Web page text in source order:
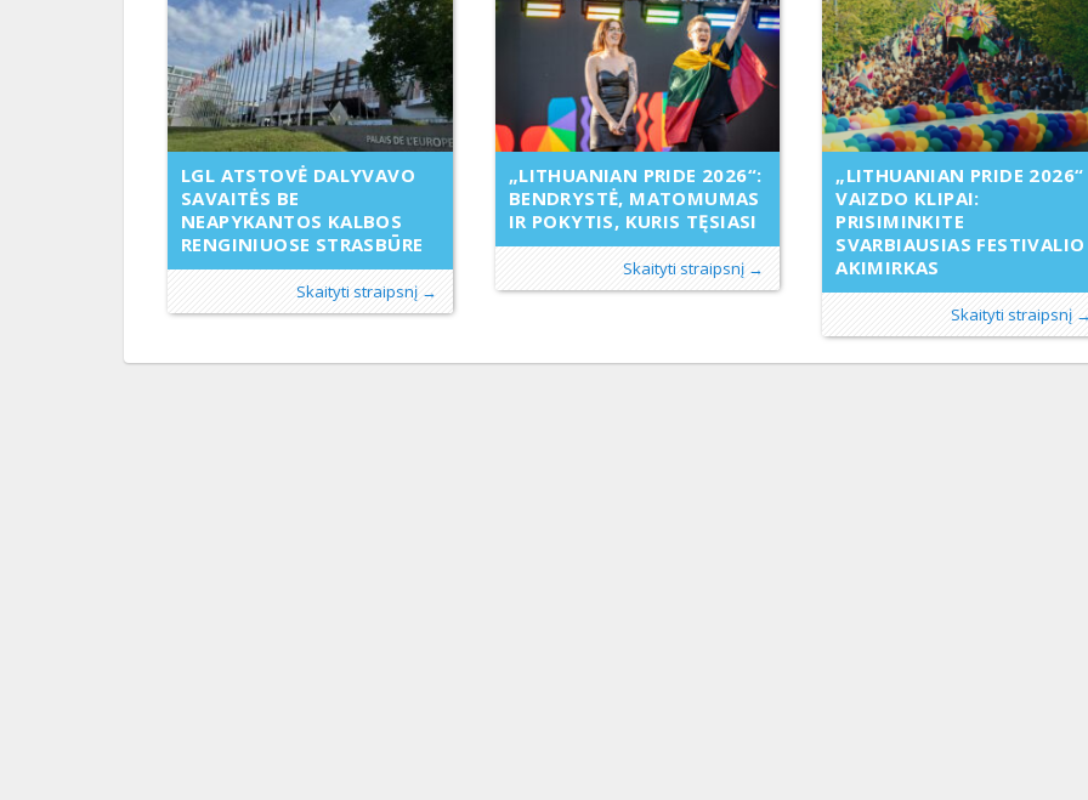
LGL ATSTOVĖ DALYVAVO
SAVAITĖS BE
NEAPYKANTOS KALBOS
RENGINIUOSE STRASBŪRE
Skaityti straipsnį →
„LITHUANIAN PRIDE 2026“:
BENDRYSTĖ, MATOMUMAS
IR POKYTIS, KURIS TĘSIASI
Skaityti straipsnį →
„LITHUANIAN PRIDE 2026“
VAIZDO KLIPAI:
PRISIMINKITE
SVARBIAUSIAS FESTIVALIO
AKIMIRKAS
Skaityti straipsnį